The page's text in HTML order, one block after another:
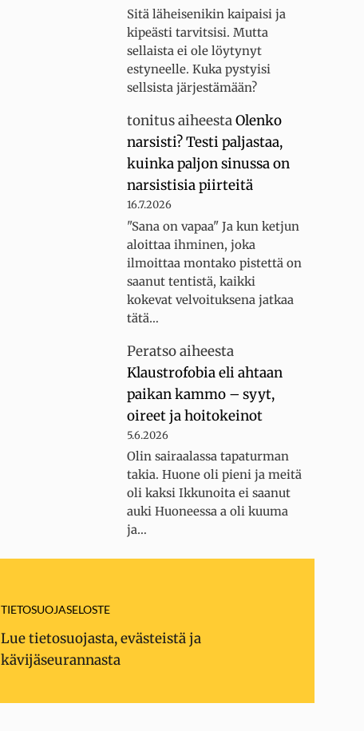
Sitä läheisenikin kaipaisi ja
kipeästi tarvitsisi. Mutta
sellaista ei ole löytynyt
estyneelle. Kuka pystyisi
sellsista järjestämään?
tonitusaiheestaOlenko
narsisti? Testi paljastaa,
kuinka paljon sinussa on
narsistisia piirteitä
16.7.2026
"Sana on vapaa" Ja kun ketjun
aloittaa ihminen, joka
ilmoittaa montako pistettä on
saanut tentistä, kaikki
kokevat velvoituksena jatkaa
tätä…
Peratsoaiheesta
Klaustrofobia eli ahtaan
paikan kammo – syyt,
oireet ja hoitokeinot
5.6.2026
Olin sairaalassa tapaturman
takia. Huone oli pieni ja meitä
oli kaksi Ikkunoita ei saanut
auki Huoneessa a oli kuuma
ja…
TIETOSUOJASELOSTE
Lue tietosuojasta, evästeistä ja
kävijäseurannasta